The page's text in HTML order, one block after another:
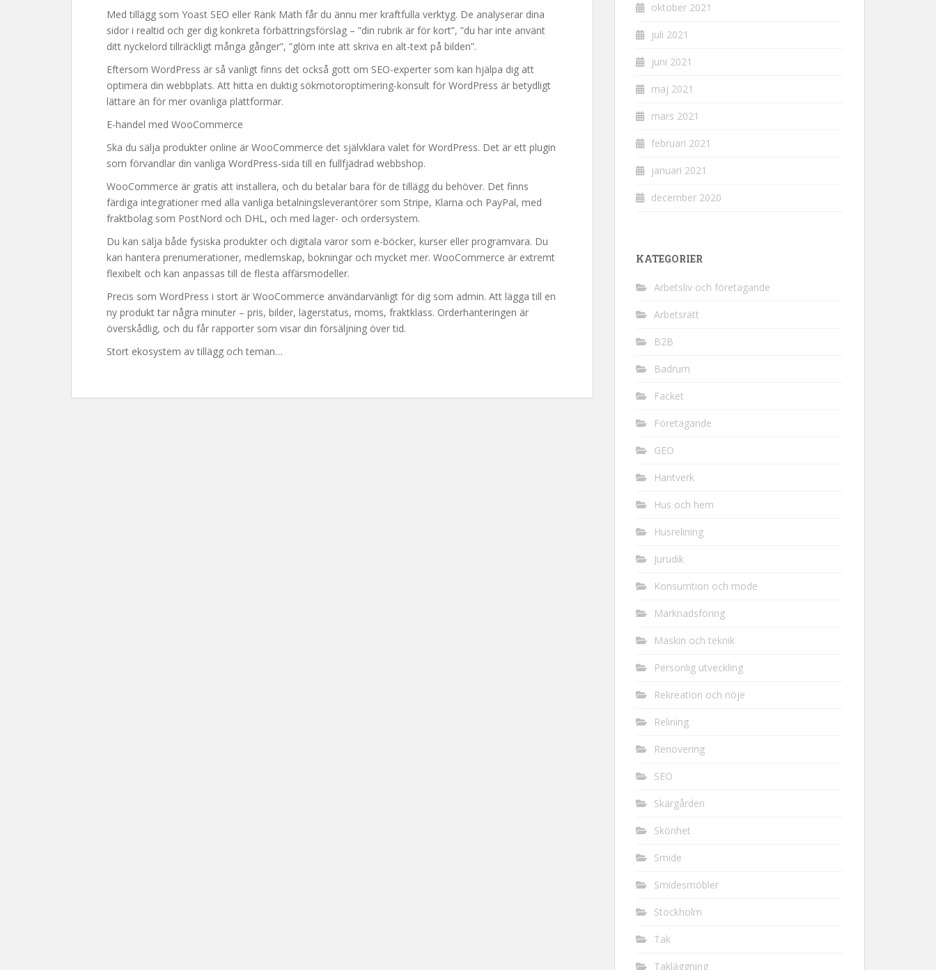
Med tillägg som Yoast SEO eller Rank Math får du ännu mer kraftfulla verktyg. De analyserar dina
sidor i realtid och ger dig konkreta förbättringsförslag – ”din rubrik är för kort”, ”du har inte använt
ditt nyckelord tillräckligt många gånger”, ”glöm inte att skriva en alt-text på bilden”.
Eftersom WordPress är så vanligt finns det också gott om SEO-experter som kan hjälpa dig att
optimera din webbplats. Att hitta en duktig sökmotoroptimering-konsult för WordPress är betydligt
lättare än för mer ovanliga plattformar.
E-handel med WooCommerce
Ska du sälja produkter online är WooCommerce det självklara valet för WordPress. Det är ett plugin
som förvandlar din vanliga WordPress-sida till en fullfjädrad webbshop.
WooCommerce är gratis att installera, och du betalar bara för de tillägg du behöver. Det finns
färdiga integrationer med alla vanliga betalningsleverantörer som Stripe, Klarna och PayPal, med
fraktbolag som PostNord och DHL, och med lager- och ordersystem.
Du kan sälja både fysiska produkter och digitala varor som e-böcker, kurser eller programvara. Du
kan hantera prenumerationer, medlemskap, bokningar och mycket mer. WooCommerce är extremt
flexibelt och kan anpassas till de flesta affärsmodeller.
Precis som WordPress i stort är WooCommerce användarvänligt för dig som admin. Att lägga till en
ny produkt tar några minuter – pris, bilder, lagerstatus, moms, fraktklass. Orderhanteringen är
överskådlig, och du får rapporter som visar din försäljning över tid.
Stort ekosystem av tillägg och teman…
oktober 2021
juli 2021
juni 2021
maj 2021
mars 2021
februari 2021
januari 2021
december 2020
KATEGORIER
Arbetsliv och företagande
Arbetsrätt
B2B
Badrum
Facket
Företagande
GEO
Hantverk
Hus och hem
Husrelining
Jurudik
Konsumtion och mode
Marknadsföring
Maskin och teknik
Personlig utveckling
Rekreation och nöje
Relining
Renovering
SEO
Skärgården
Skönhet
Smide
Smidesmöbler
Stockholm
Tak
Takläggning